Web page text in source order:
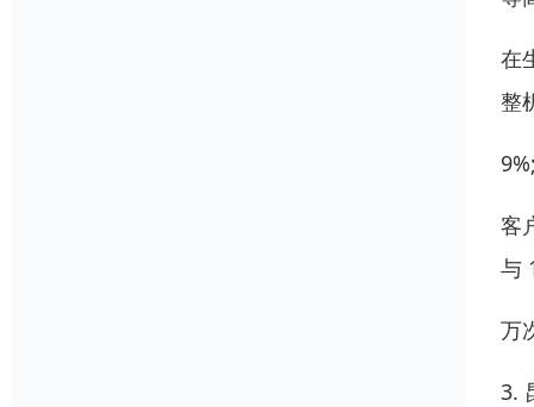
在
整
客
与
万
3.